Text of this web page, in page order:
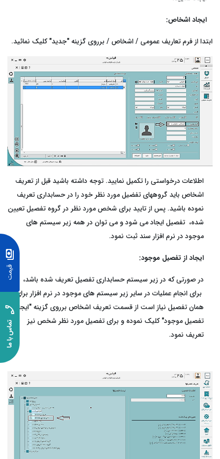
درآمد و هزینه خدمات با گزارش‌های شفاف و کاربردی
تولید
و دستمزد
انبار
خدمات
و فروش
و پرداخت
ایجاد اشخاص:
ابتدا از فرم تعاریف عمومی / اشخاص / برروی گزینه "جدید"کلیک نمائید.
اطلاعات درخواستی را تکمیل نمایید. توجه داشته باشید قبل از تعریف
اشخاص باید گروههای تفضیل مورد نظر خود را در حسابداری تعریف
نموده باشید. پس از تایید برای شخص مورد نظر در گروه تفصیل تعیین
شده، تفصیل ایجاد می شود و می توان در همه زیر سیستم های
موجود در نرم افزار سند ثبت نمود.
ایجاد از تفصیل موجود:
در صورتی که در زیر سیستم حسابداری تفصیل تعریف شده باشد،
برای انجام عملیات در سایر زیر سیستم های موجود در نرم افزار برای
همان تفصیل نیاز است از قسمت تعریف اشخاص برروی گزینه "ایجاد از
تفصیل موجود"کلیک نموده و برای تفصیل مورد نظر شخص نیز
تعریف نمود.